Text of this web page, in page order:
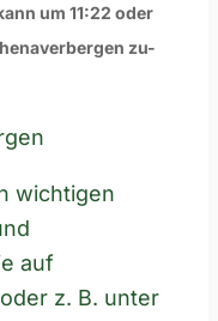
um 11:22 oder
zu-
wichtigen
auf
oder z. B. unter